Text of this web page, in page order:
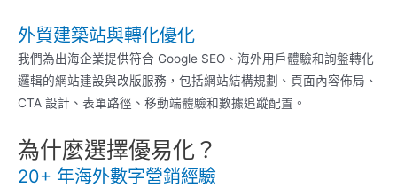
外貿建築站與轉化優化
我們為出海企業提供符合 Google SEO、海外用戶體驗和詢盤轉化
邏輯的網站建設與改版服務，包括網站結構規劃、頁面內容佈局、
CTA 設計、表單路徑、移動端體驗和數據追蹤配置。
為什麼選擇優易化？
20+ 年海外數字營銷經驗